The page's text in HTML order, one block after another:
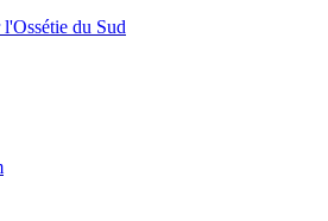
du Sud